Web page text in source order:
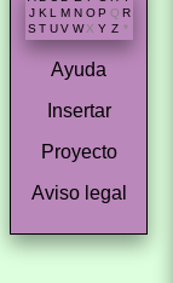
J K L M N O P Q R
S T U V W X Y Z *
Ayuda
Insertar
Proyecto
Aviso legal